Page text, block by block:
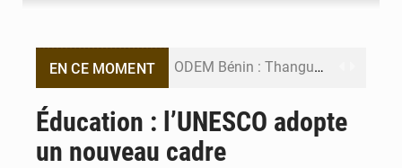
EN CE MOMENT ODEM Bénin : Thanguy Agoï en consultation chez Richard Magnidet
Éducation : l’UNESCO adopte
un nouveau cadre